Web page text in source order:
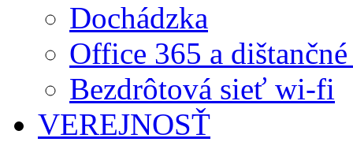
Dochádzka
Office 365 a
Bezdrôtová sieť wi-fi
VEREJNOSŤ